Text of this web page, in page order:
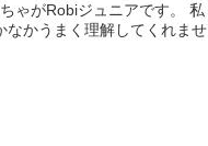
がRobiジュニアです。 私
なかうまく理解してくれませ